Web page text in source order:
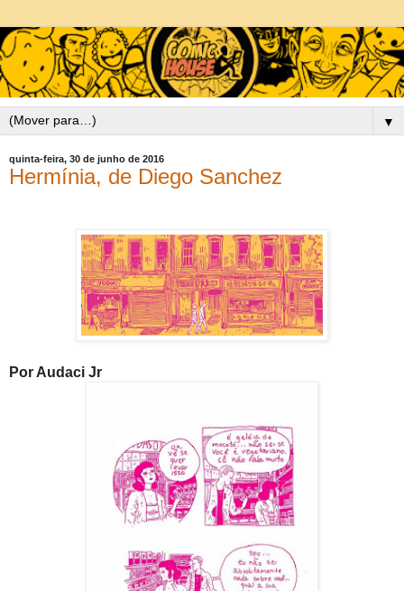
▼
quinta-feira, 30 de junho de 2016
Hermínia, de Diego Sanchez
Por Audaci Jr